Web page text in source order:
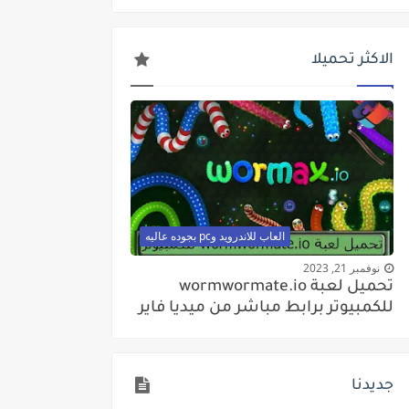
الاكثر تحميلا
العاب للاندرويد وpc بجوده عاليه
نوفمبر 21, 2023
تحميل لعبة wormwormate.io
للكمبيوتر برابط مباشر من ميديا فاير
جديدنا